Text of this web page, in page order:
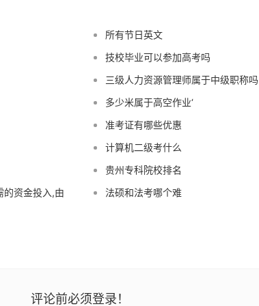
所有节日英文
技校毕业可以参加高考吗
三级人力资源管理师属于中级职称吗
多少米属于高空作业‘
准考证有哪些优惠
计算机二级考什么
贵州专科院校排名
的资金投入,由
法硕和法考哪个难
评论前必须登录！